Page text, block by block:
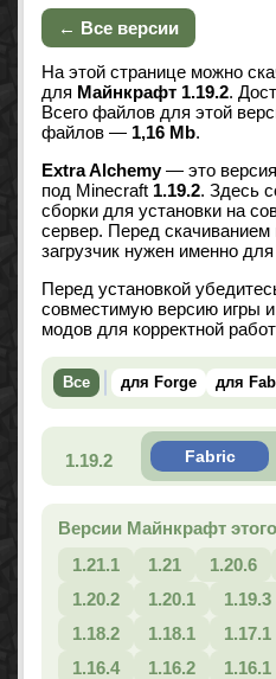
← Все версии
На этой странице можно
для Майнкрафт 1.19.2.
Всего файлов для этой
файлов — 1,16 Mb.
Extra Alchemy— это
под Minecraft 1.19.2. Здесь
сборки для установки на
сервер. Перед скачиванием
загрузчик нужен именно
Перед установкой
совместимую версию игры
модов для корректной
Все для Forge для
1.19.2 Fabric
Версии Майнкрафт
1.21.1
1.21 1.20.6
1.20.2
1.20.1 1.19.3
1.18.2
1.18.1 1.17.1
1.16.4
1.16.2 1.16.1